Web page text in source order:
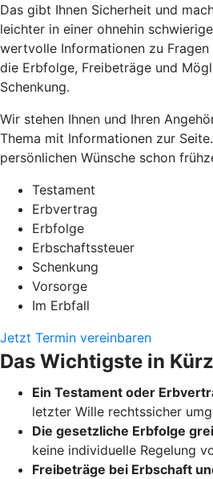
Das gibt Ihnen Sicherheit und
leichter in einer ohnehin
wertvolle Informationen zu Fragen
die Erbfolge, Freibeträge und
Schenkung.
Wir stehen Ihnen und Ihren
Thema mit Informationen zur
persönlichen Wünsche schon
Testament
Erbvertrag
Erbfolge
Erbschaftssteuer
Schenkung
Vorsorge
Im Erbfall
Jetzt Termin vereinbaren
Das Wichtigste in
Ein Testament oder
letzter Wille rechtssicher
Die gesetzliche Erbfolge
keine individuelle Regelung
Freibeträge bei Erbschaft